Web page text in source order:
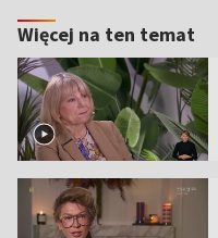
Więcej na ten temat